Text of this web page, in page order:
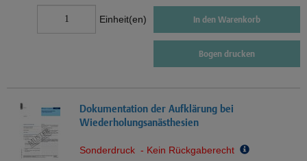
Einheit(en) In den Warenkorb
Bogen drucken
Dokumentation der Aufklärung bei
Wiederholungsanästhesien
Sonderdruck - Kein Rückgaberecht